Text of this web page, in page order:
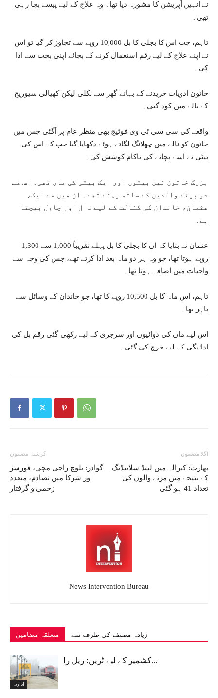
نے انہیں آپریشن کا مشورہ دیا تھا۔ وہ علاج کے لیے پیسے بچا رہی
تھی۔
تاہم، جب اس کا بجلی کا بل 10,000 روپے سے تجاوز کر گیا تو اس
نے اپنے علاج کے لیے رقم استعمال کرنے کے بجائے اپنی بچت سے ادا
کی۔
خاتون ادویات خریدنے کے بہانے گھر سے نکلی لیکن کھیالی سیوریج
کے نالے میں کود گئی۔
واقعے کی سی سی ٹی وی فوٹیج بھی منظر عام پر آگئی جس میں
خاتون کو نالے میں چھلانگ لگاتے ہوئے دکھایا گیا جب کہ اس کی
بیٹی نے اسے بچانے کی ناکام کوشش کی۔
بزرگ خاتون تین بیٹوں اور ایک بیٹی کی ماں تھی۔ اس کے
دو بیٹے والدین کے ساتھ رہتے تھے۔ ان میں سے ایک،
عثمان، خاندان کی کفالت کے لیے دال اور چاول بیچتا
ہے۔
عثمان نے بتایا کہ ان کا بجلی کا بل پہلے تقریباً 1,000 سے 1,300
روپے ہوتا تھا، جو وہ ہر دو ماہ بعد ادا کرتے تھے، جس کی وجہ سے
واجبات میں اضافہ ہوتا تھا۔
تاہم، اس ماہ کا بل 10,500 روپے کا تھا، جو خاندان کے وسائل سے
باہر تھا۔
اس لیے ماں کی دوائیوں اور سرجری کے لیے رکھی گئی رقم بل کی
ادائیگی کے لیے خرچ کی گئی۔
گزشتہ مضمون
گوادر: بلوچ راجی مچی، فورسز
اور شرکا میں تصادم، متعدد
زخمی و گرفتار
اگلا مضمون
بھارت: کیرالہ میں لینڈ سلائیڈنگ
کے نتیجے میں مرنے والوں کی
تعداد 41 ہو گئی
News Intervention Bureau
متعلقہ مضامین زیادہ مصنف کی طرف سے
اداریہ
کشمیر کے لیے ٹرین: ریل را...